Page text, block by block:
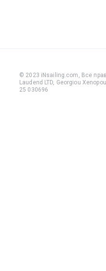
© 2023 iNsailing.com, Все
Laudend LTD, Georgiou
25 030696